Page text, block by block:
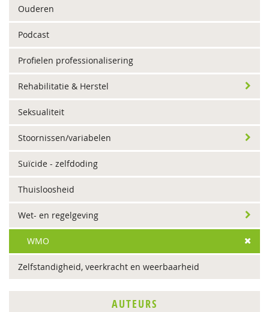
Ouderen
Podcast
Profielen professionalisering
Rehabilitatie & Herstel
Seksualiteit
Stoornissen/variabelen
Suïcide - zelfdoding
Thuisloosheid
Wet- en regelgeving
WMO
Zelfstandigheid, veerkracht en weerbaarheid
AUTEURS